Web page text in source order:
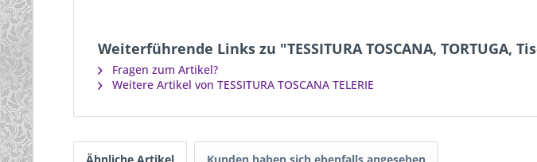
Weiterführende Links zu "TESSITURA TOSCANA, TORTUGA,
Fragen zum Artikel?
Weitere Artikel von TESSITURA TOSCANA TELERIE